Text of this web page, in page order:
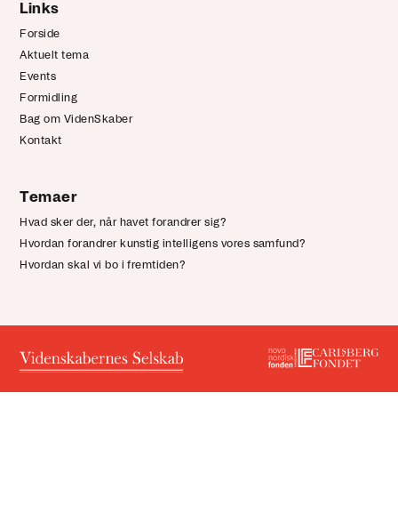
Links
Forside
Aktuelt tema
Events
Formidling
Bag om VidenSkaber
Kontakt
Temaer
Hvad sker der, når havet forandrer sig?
Hvordan forandrer kunstig intelligens vores samfund?
Hvordan skal vi bo i fremtiden?